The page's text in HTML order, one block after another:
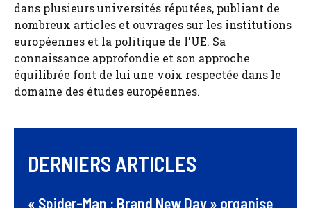
dans plusieurs universités réputées, publiant de
nombreux articles et ouvrages sur les institutions
européennes et la politique de l'UE. Sa
connaissance approfondie et son approche
équilibrée font de lui une voix respectée dans le
domaine des études européennes.
DERNIERS ARTICLES
« Spider-Man : Brand New Day » organise